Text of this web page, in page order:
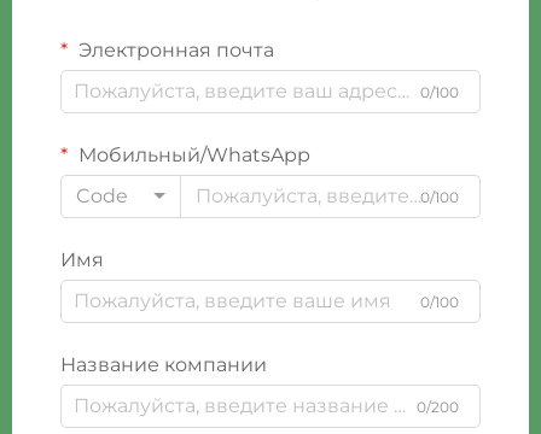
Электронная почта
0/100
Мобильный/WhatsApp
Code
0/100
Имя
0/100
Название компании
0/200